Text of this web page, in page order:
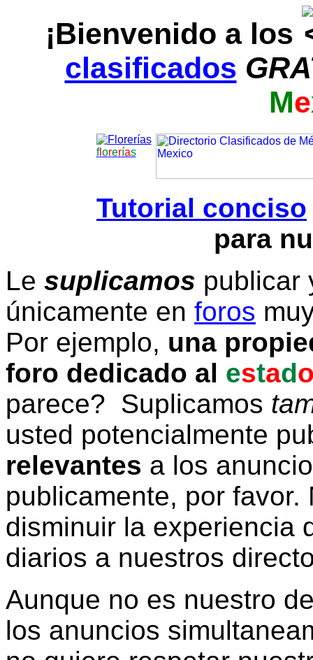
¡Bienvenido a los
clasificados
Me
florerías
Tutorial conciso
para
Le suplicamos publicar
únicamente en foros
Por ejemplo, una
foro dedicado al estad
parece? Suplicamos
usted potencialmente
relevantes a los
publicamente, por
disminuir la experiencia
diarios a nuestros
Aunque no es nuestro
los anuncios